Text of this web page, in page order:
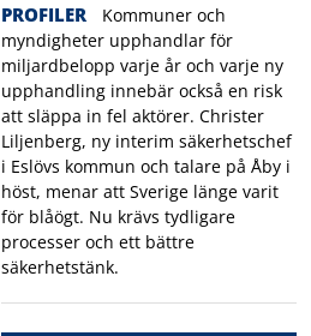
PROFILER
Kommuner och
myndigheter upphandlar för
miljardbelopp varje år och varje ny
upphandling innebär också en risk
att släppa in fel aktörer. Christer
Liljenberg, ny interim säkerhetschef
i Eslövs kommun och talare på Åby i
höst, menar att Sverige länge varit
för blåögt. Nu krävs tydligare
processer och ett bättre
säkerhetstänk.